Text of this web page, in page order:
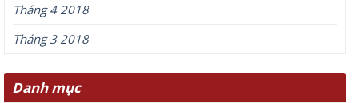
Tháng 4 2018
Tháng 3 2018
Danh mục